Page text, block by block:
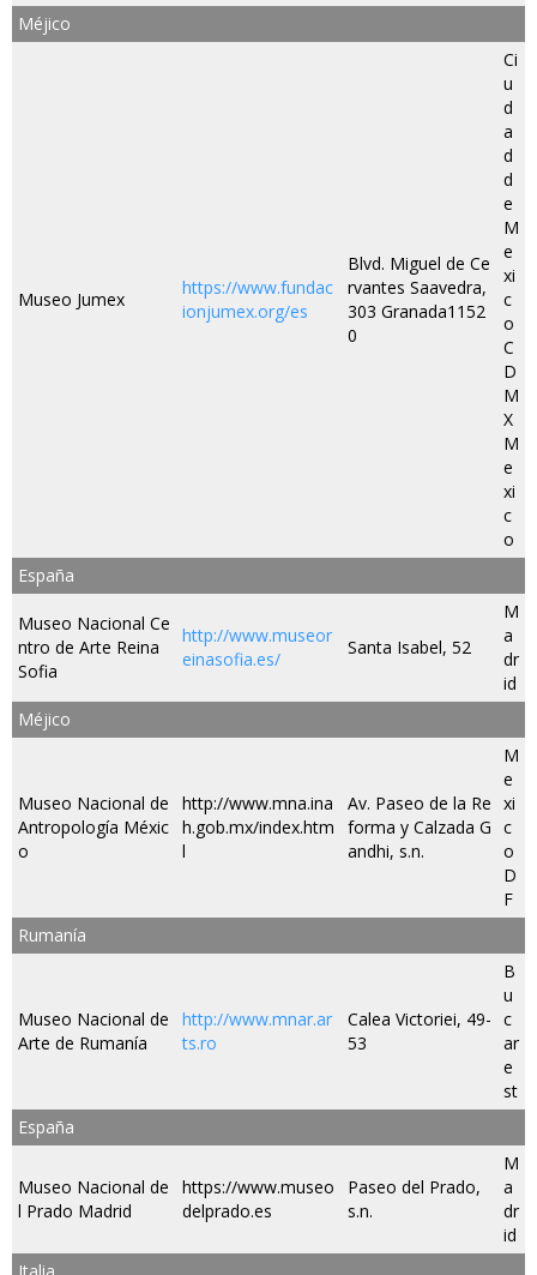
Méjico
Museo Jumex
https://www.fundac
ionjumex.org/es
Blvd. Miguel de Ce
rvantes Saavedra,
303 Granada1152
0
Ci
u
d
a
d
d
e
M
e
xi
c
o
C
D
M
X
M
e
xi
c
o
España
Museo Nacional Ce
ntro de Arte Reina
Sofia
http://www.museor
einasofia.es/
Santa Isabel, 52
M
a
dr
id
Méjico
Museo Nacional de
Antropología Méxic
o
http://www.mna.ina
h.gob.mx/index.htm
l
Av. Paseo de la Re
forma y Calzada G
andhi, s.n.
M
e
xi
c
o
D
F
Rumanía
Museo Nacional de
Arte de Rumanía
http://www.mnar.ar
ts.ro
Calea Victoriei, 49-
53
B
u
c
ar
e
st
España
Museo Nacional de
l Prado Madrid
https://www.museo
delprado.es
Paseo del Prado,
s.n.
M
a
dr
id